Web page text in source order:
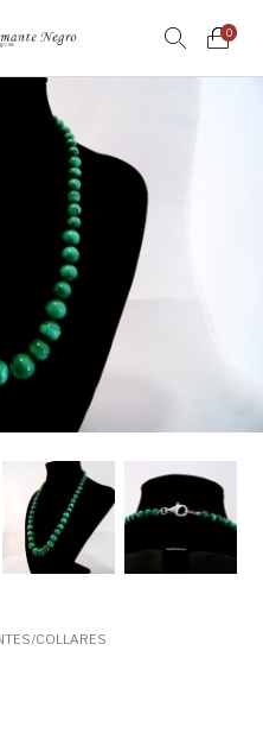
0
DECORACIÓN DINOSAURIOS
JOYAS
CONSUMO
COLLARES